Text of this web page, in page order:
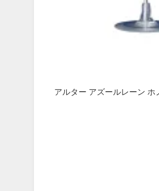
アルター アズールレーン